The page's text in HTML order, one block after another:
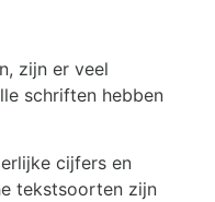
zijn er veel
schriften hebben
cijfers en
tekstsoorten zijn